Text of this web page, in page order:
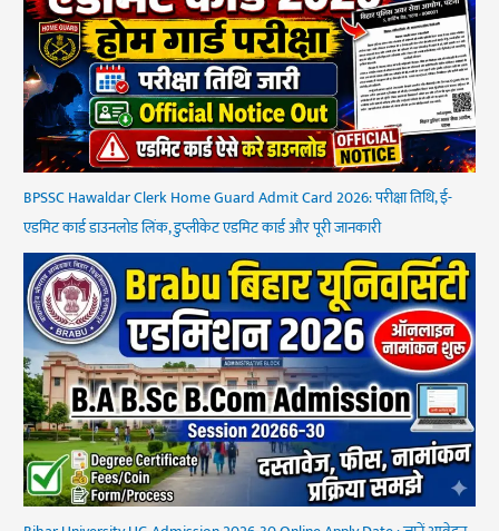
BPSSC Hawaldar Clerk Home Guard Admit Card 2026: परीक्षा तिथि, ई-
एडमिट कार्ड डाउनलोड लिंक, डुप्लीकेट एडमिट कार्ड और पूरी जानकारी